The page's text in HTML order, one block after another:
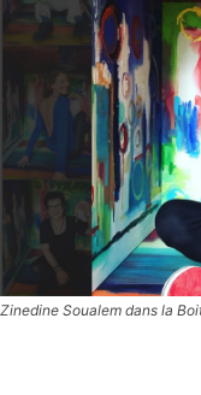
Zinedine Soualem dans la